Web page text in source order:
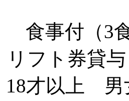
事付（3食
リフト券貸
才以上 男